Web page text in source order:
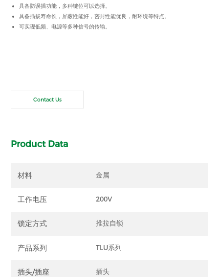
具备防误插功能，多种键位可以选择。
具备插拔寿命长，屏蔽性能好，密封性能优良，耐环境等特点。
可实现低频、电源等多种信号的传输。
Contact Us
Product Data
材料 金属
工作电压 200V
锁定方式 推拉自锁
产品系列 TLU系列
插头/插座 插头